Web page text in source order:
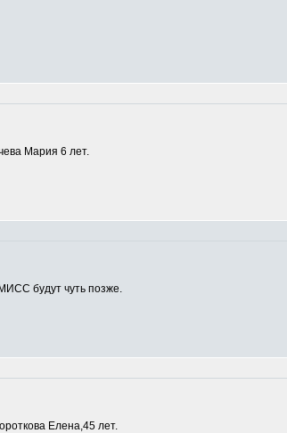
Мария 6 лет.
будут чуть позже.
Елена,45 лет.